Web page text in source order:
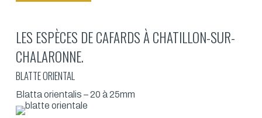
LES ESPÈCES DE CAFARDS À CHATILLON-SUR-
CHALARONNE.
BLATTE ORIENTAL
Blatta orientalis – 20 à 25mm